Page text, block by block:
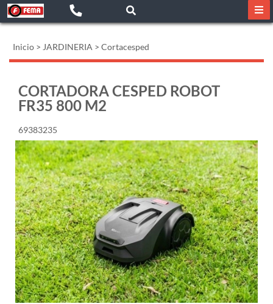
Inicio > JARDINERIA > Cortacesped
CORTADORA CESPED ROBOT
FR35 800 M2
69383235